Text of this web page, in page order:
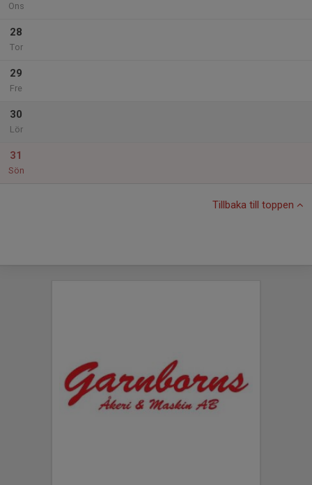
Ons
28
Tor
29
Fre
30
Lör
31
Sön
Tillbaka till toppen